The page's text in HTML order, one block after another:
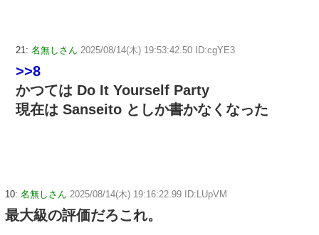
21: 名無しさん 2025/08/14(木) 19:53:42.50 ID:cgYE3
>>8
かつては Do It Yourself Party
現在は Sanseito としか書かなくなった
10: 名無しさん 2025/08/14(木) 19:16:22.99 ID:LUpVM
最大級の評価だろこれ。